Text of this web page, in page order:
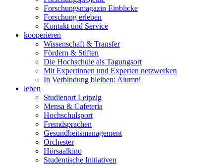
Forschungsmagazin Einblicke
Forschung erleben
Kontakt und Service
kooperieren
Wissenschaft & Transfer
Fördern & Stiften
Die Hochschule als Tagungsort
Mit Expertinnen und Experten netzwerken
In Verbindung bleiben: Alumni
leben
Studienort Leipzig
Mensa & Cafeteria
Hochschulsport
Fremdsprachen
Gesundheitsmanagement
Orchester
Hörsaalkino
Studentische Initiativen